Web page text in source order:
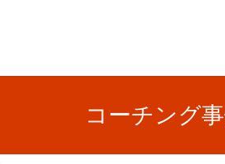
コーチング